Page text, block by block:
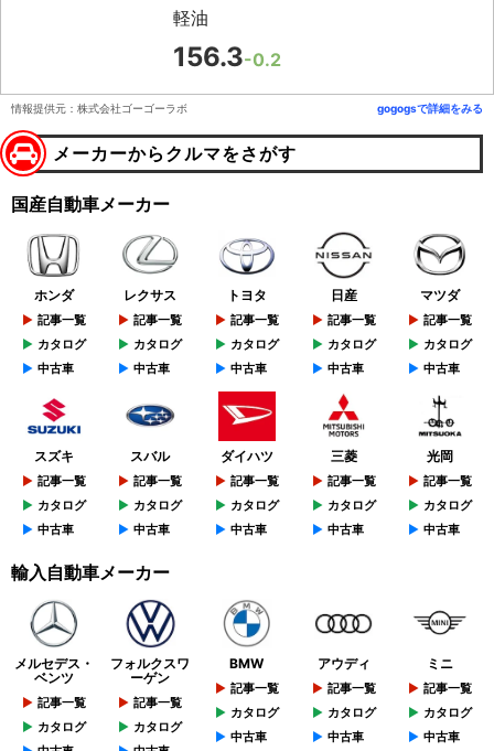
軽油
156.3-0.2
情報提供元：株式会社ゴーゴーラボ gogogsで詳細をみる
メーカーからクルマをさがす
国産自動車メーカー
ホンダ
記事一覧
カタログ
中古車
レクサス
記事一覧
カタログ
中古車
トヨタ
記事一覧
カタログ
中古車
日産
記事一覧
カタログ
中古車
マツダ
記事一覧
カタログ
中古車
スズキ
記事一覧
カタログ
中古車
スバル
記事一覧
カタログ
中古車
ダイハツ
記事一覧
カタログ
中古車
三菱
記事一覧
カタログ
中古車
光岡
記事一覧
カタログ
中古車
輸入自動車メーカー
メルセデス・
ベンツ
記事一覧
カタログ
フォルクスワ
ーゲン
記事一覧
カタログ
BMW
記事一覧
カタログ
中古車
アウディ
記事一覧
カタログ
中古車
ミニ
記事一覧
カタログ
中古車